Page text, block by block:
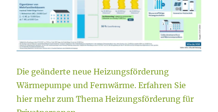
Die geänderte neue Heizungsförderung
Wärmepumpe und Fernwärme. Erfahren Sie
hier mehr zum Thema Heizungsförderung für